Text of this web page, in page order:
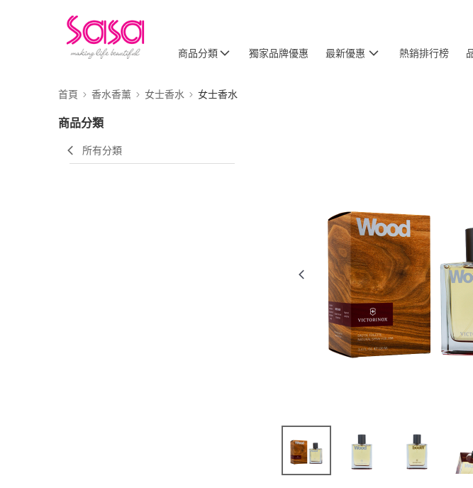
商品分類 獨家品牌優惠 最新優惠 熱銷排行榜
首頁 香水香薰 女士香水 女士香水
商品分類
所有分類